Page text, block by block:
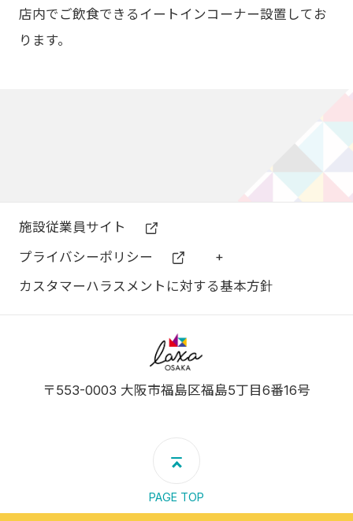
店内でご飲食できるイートインコーナー設置してお
ります。
施設従業員サイト
プライバシーポリシー
+
カスタマーハラスメントに対する基本方針
〒553-0003 大阪市福島区福島5丁目6番16号
PAGE TOP